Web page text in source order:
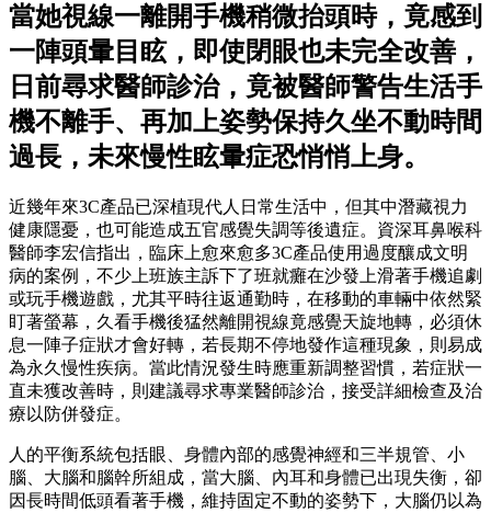
當她視線一離開手機稍微抬頭時，竟感到
一陣頭暈目眩，即使閉眼也未完全改善，
日前尋求醫師診治，竟被醫師警告生活手
機不離手、再加上姿勢保持久坐不動時間
過長，未來慢性眩暈症恐悄悄上身。
近幾年來3C產品已深植現代人日常生活中，但其中潛藏視力
健康隱憂，也可能造成五官感覺失調等後遺症。資深耳鼻喉科
醫師李宏信指出，臨床上愈來愈多3C產品使用過度釀成文明
病的案例，不少上班族主訴下了班就癱在沙發上滑著手機追劇
或玩手機遊戲，尤其平時往返通勤時，在移動的車輛中依然緊
盯著螢幕，久看手機後猛然離開視線竟感覺天旋地轉，必須休
息一陣子症狀才會好轉，若長期不停地發作這種現象，則易成
為永久慢性疾病。當此情況發生時應重新調整習慣，若症狀一
直未獲改善時，則建議尋求專業醫師診治，接受詳細檢查及治
療以防併發症。
人的平衡系統包括眼、身體內部的感覺神經和三半規管、小
腦、大腦和腦幹所組成，當大腦、內耳和身體已出現失衡，卻
因長時間低頭看著手機，維持固定不動的姿勢下，大腦仍以為